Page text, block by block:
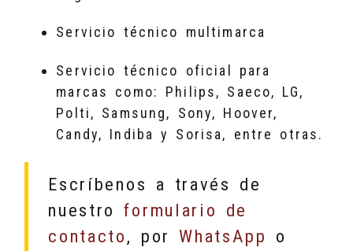
Servicio técnico multimarca
Servicio técnico oficial para
marcas como: Philips, Saeco, LG,
Polti, Samsung, Sony, Hoover,
Candy, Indiba y Sorisa, entre otras.
Escríbenos a través de
nuestroformulario de
contacto, porWhatsApp o